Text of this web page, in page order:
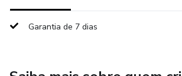
O QUE VOCÊ VAI APRENDER:
- Como funciona o financiamento da Caixa
Garantia de 7 dias